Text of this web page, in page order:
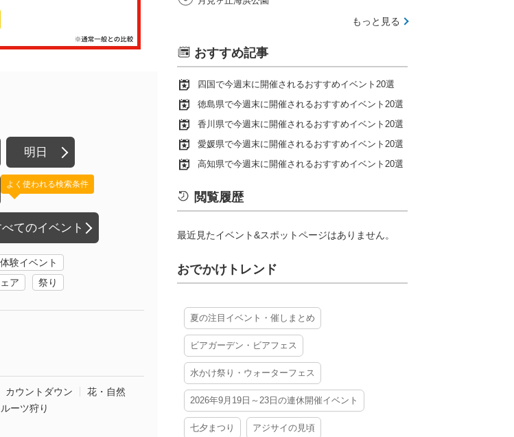
明日
てのイベント
よく使われる検索条件
体験イベント
ア
祭り
カウントダウン
花・自然
ーツ狩り
もっと見る
おすすめ記事
四国で今週末に開催されるおすすめイベント20選
徳島県で今週末に開催されるおすすめイベント20選
香川県で今週末に開催されるおすすめイベント20選
愛媛県で今週末に開催されるおすすめイベント20選
高知県で今週末に開催されるおすすめイベント20選
閲覧履歴
最近見たイベント&スポットページはありません。
おでかけトレンド
夏の注目イベント・催しまとめ
ビアガーデン・ビアフェス
水かけ祭り・ウォーターフェス
2026年9月19日～23日の連休開催イベント
七夕まつり アジサイの見頃